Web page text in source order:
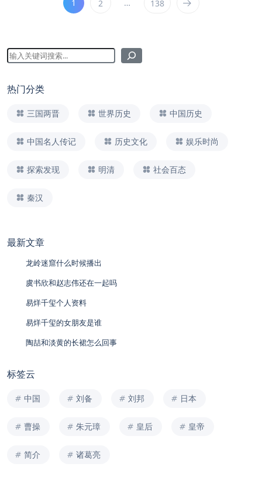
1 2 … 138
热门分类
三国两晋 世界历史 中国历史
中国名人传记 历史文化 娱乐时尚
探索发现 明清 社会百态
秦汉
最新文章
龙岭迷窟什么时候播出
虞书欣和赵志伟还在一起吗
易烊千玺个人资料
易烊千玺的女朋友是谁
陶喆和淡黄的长裙怎么回事
标签云
中国 刘备 刘邦 日本
曹操 朱元璋 皇后 皇帝
简介 诸葛亮